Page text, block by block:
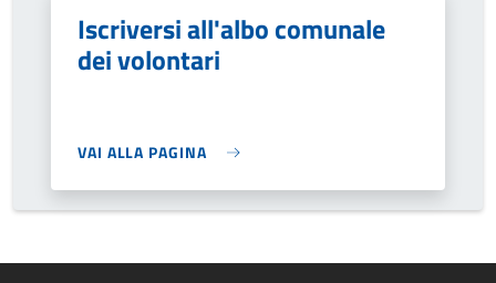
Iscriversi all'albo comunale
dei volontari
VAI ALLA PAGINA